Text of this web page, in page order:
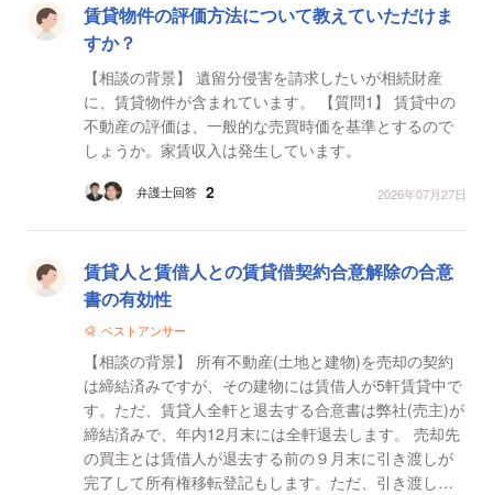
賃貸物件の評価方法について教えていただけま
すか？
【相談の背景】 遺留分侵害を請求したいが相続財産
に、賃貸物件が含まれています。 【質問1】 賃貸中の
不動産の評価は、一般的な売買時価を基準とするので
しょうか。家賃収入は発生しています。
弁護士回答 2 2026年07月27日
賃貸人と賃借人との賃貸借契約合意解除の合意
書の有効性
ベストアンサー
【相談の背景】 所有不動産(土地と建物)を売却の契約
は締結済みですが、その建物には賃借人が5軒賃貸中で
す。ただ、賃貸人全軒と退去する合意書は弊社(売主)が
締結済みで、年内12月末には全軒退去します。 売却先
の買主とは賃借人が退去する前の９月末に引き渡しが
完了して所有権移転登記もします。ただ、引き渡し完